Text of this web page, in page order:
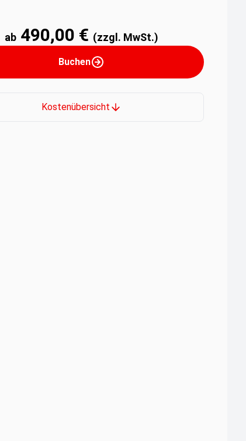
ab 490,00 € (zzgl. MwSt.)
Buchen
Kostenübersicht